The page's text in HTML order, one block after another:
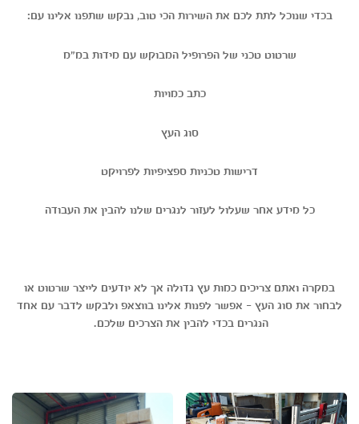
בכדי שנוכל לתת לכם את השירות הכי טוב, נבקש שתפנו אלינו עם:
שרטוט טכני של הפרופיל המבוקש עם מידות במ"מ
כתב כמויות
סוג העץ
דרישות טכניות ספציפיות לפרויקט
כל מידע אחר שעלול לעזור לנגרים שלנו להבין את העבודה
במקרה ואתם צריכים כמות עץ גדולה אך לא יודעים לייצר שרטוט או
לבחור את סוג העץ - אפשר לפנות אלינו בווצאפ ולבקש לדבר עם אחד
הנגרים בכדי להבין את הצרכים שלכם.